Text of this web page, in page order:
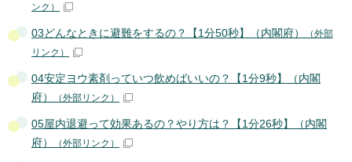
ンク）
03どんなときに避難をするの？【1分50秒】（内閣府）
（外部
リンク）
04安定ヨウ素剤っていつ飲めばいいの？【1分9秒】（内閣
府）
（外部リンク）
05屋内退避って効果あるの？やり方は？【1分26秒】（内閣
府）
（外部リンク）